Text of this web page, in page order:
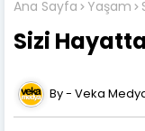
Ana Sayfa Yaşam
Sizi
Veka